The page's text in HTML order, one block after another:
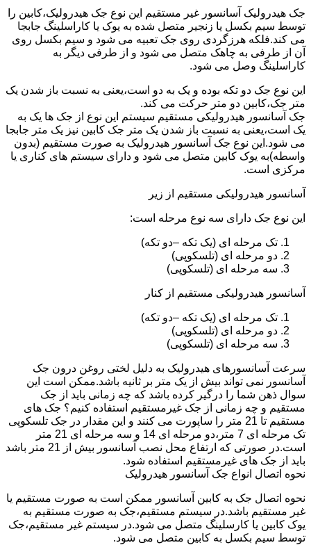
جک هیدرولیک آسانسور غیر مستقیم این نوع جک هیدرولیک،کابین را
توسط سیم بکسل یا زنجیر متصل شده به یوک یا کاراسلینگ جابجا
می کند.فلکه هرزگردی روی جک تعبیه می شود و سیم بکسل روی
آن از طرفی به چاهک متصل می شود و از طرفی دیگر به
کاراسلینگ وصل می شود.
این نوع جک دو تکه بوده و یک به دو است،یعنی به نسبت باز شدن یک
متر جک،کابین دو متر حرکت می کند.
جک آسانسور هیدرولیکی مستقیم سیستم این نوع از جک ها یک به
یک است،یعنی به نسبت باز شدن یک متر جک کابین نیز یک متر جابجا
می شود.این نوع جک آسانسور هیدرولیک به صورت مستقیم (بدون
واسطه)به یوک کابین متصل می شود و دارای سیستم های کناری یا
مرکزی است.
آسانسور هیدرولیکی مستقیم از زیر
این نوع جک دارای سه نوع مرحله است:
تک مرحله ای (یک تکه –دو تکه)
دو مرحله ای (تلسکوپی)
سه مرحله ای (تلسکوپی)
آسانسور هیدرولیکی مستقیم از کنار
تک مرحله ای (یک تکه –دو تکه)
دو مرحله ای (تلسکوپی)
سه مرحله ای (تلسکوپی)
سرعت آسانسورهای هیدرولیک به دلیل لختی روغن درون جک
آسانسور نمی تواند بیش از یک متر بر ثانیه باشد.ممکن است این
سوال ذهن شما را درگیر کرده باشد که چه زمانی باید از جک
مستقیم و چه زمانی از جک غیرمستقیم استفاده کنیم؟ جک های
مستقیم تا 21 متر را ساپورت می کنند و این مقدار در جک تلسکوپی
تک مرحله ای 7 متر،دو مرحله ای 14 و سه مرحله ای 21 متر
است.در صورتی که ارتفاع محل نصب آسانسور بیش از 21 متر باشد
باید از جک های غیرمستقیم استفاده شود.
نحوه اتصال انواع جک آسانسور هیدرولیک
نحوه اتصال جک به کابین آسانسور ممکن است به صورت مستقیم یا
غیر مستقیم باشد.در سیستم مستقیم،جک به صورت مستقیم به
یوک کابین یا کارسلینگ متصل می شود.در سیستم غیر مستقیم،جک
توسط سیم بکسل به کابین متصل می شود.